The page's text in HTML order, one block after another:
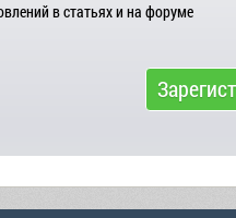
в статьях и на форуме